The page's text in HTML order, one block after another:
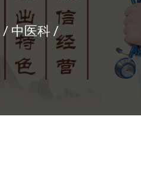
中医科